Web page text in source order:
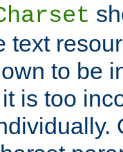
text
to be
is too